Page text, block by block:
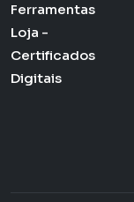
Ferramentas
Loja -
Certificados
Digitais